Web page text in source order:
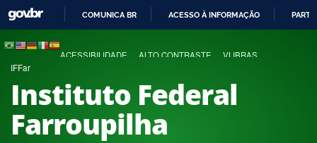
COMUNICA BR ACESSO À INFORMAÇÃO
ACESSIBILIDADE ALTO CONTRASTE VLIBRAS
IFFar
Instituto Federal
Farroupilha